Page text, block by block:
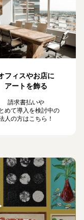
フィスやお店に
アートを飾る
請求書払いや
めて導入を検討中の
人の方はこちら！